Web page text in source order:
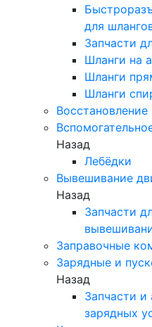
для
Запчасти
Шланги на
Шланги
Шланги
Назад
Лебёдки
Вывешивание
Назад
Запчасти
Заправочные
Зарядные и
Назад
Запчасти и
зарядных